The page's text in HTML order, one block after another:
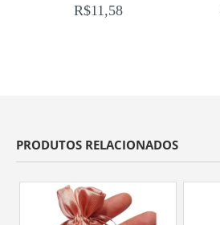
R$11,58
PRODUTOS RELACIONADOS